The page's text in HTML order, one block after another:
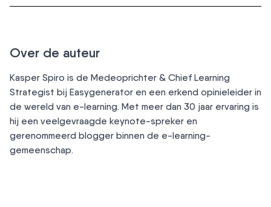
Over de auteur
Kasper Spiro is de Medeoprichter & Chief Learning
Strategist bij Easygenerator en een erkend opinieleider in
de wereld van e-learning. Met meer dan 30 jaar ervaring is
hij een veelgevraagde keynote-spreker en
gerenommeerd blogger binnen de e-learning-
gemeenschap.